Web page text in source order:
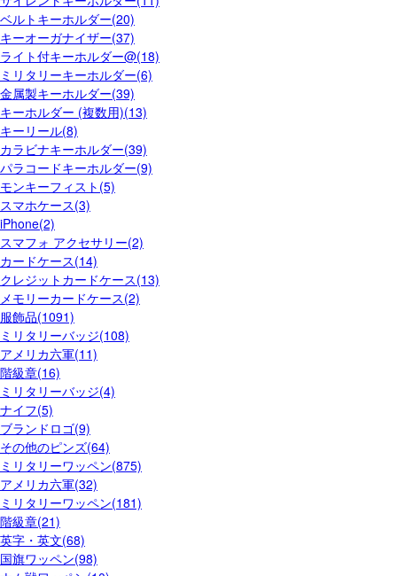
ベルトキーホルダー(20)
キーオーガナイザー(37)
ライト付キーホルダー@(18)
ミリタリーキーホルダー(6)
金属製キーホルダー(39)
キーホルダー (複数用)(13)
キーリール(8)
カラビナキーホルダー(39)
パラコードキーホルダー(9)
モンキーフィスト(5)
スマホケース(3)
iPhone(2)
スマフォ アクセサリー(2)
カードケース(14)
クレジットカードケース(13)
メモリーカードケース(2)
服飾品(1091)
ミリタリーバッジ(108)
アメリカ六軍(11)
階級章(16)
ミリタリーバッジ(4)
ナイフ(5)
ブランドロゴ(9)
その他のピンズ(64)
ミリタリーワッペン(875)
アメリカ六軍(32)
ミリタリーワッペン(181)
階級章(21)
英字・英文(68)
国旗ワッペン(98)